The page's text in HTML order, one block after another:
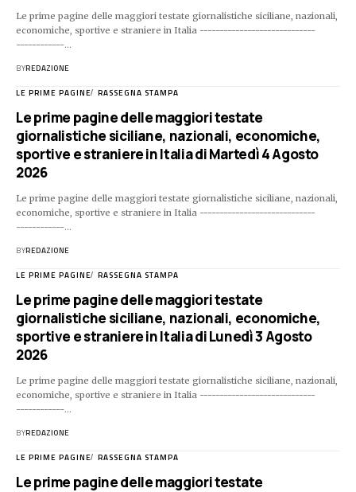
Le prime pagine delle maggiori testate giornalistiche siciliane, nazionali,
economiche, sportive e straniere in Italia -----------------------------
------------…
BYREDAZIONE
LE PRIME PAGINE RASSEGNA STAMPA
Le prime pagine delle maggiori testate
giornalistiche siciliane, nazionali, economiche,
sportive e straniere in Italia di Martedì 4 Agosto
2026
Le prime pagine delle maggiori testate giornalistiche siciliane, nazionali,
economiche, sportive e straniere in Italia -----------------------------
------------…
BYREDAZIONE
LE PRIME PAGINE RASSEGNA STAMPA
Le prime pagine delle maggiori testate
giornalistiche siciliane, nazionali, economiche,
sportive e straniere in Italia di Lunedì 3 Agosto
2026
Le prime pagine delle maggiori testate giornalistiche siciliane, nazionali,
economiche, sportive e straniere in Italia -----------------------------
------------…
BYREDAZIONE
LE PRIME PAGINE RASSEGNA STAMPA
Le prime pagine delle maggiori testate